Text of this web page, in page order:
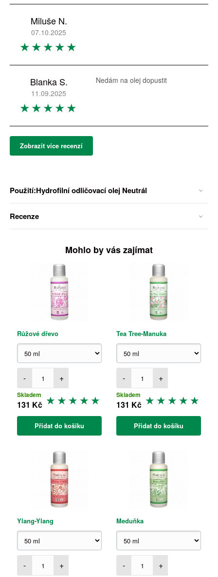
Miluše N.
07.10.2025
Blanka S.
11.09.2025
Nedám na olej dopustit
Zobrazit více recenzí
Použití:Hydrofilní odličovací olej Neutrál
Recenze
Mohlo by vás zajímat
Růžové dřevo
- +
Skladem
131 Kč
Přidat do košíku
Tea Tree-Manuka
- +
Skladem
131 Kč
Přidat do košíku
Ylang-Ylang
- +
Meduňka
- +